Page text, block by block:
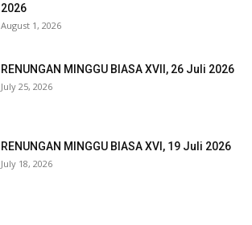
2026
August 1, 2026
RENUNGAN MINGGU BIASA XVII, 26 Juli 2026
July 25, 2026
RENUNGAN MINGGU BIASA XVI, 19 Juli 2026
July 18, 2026